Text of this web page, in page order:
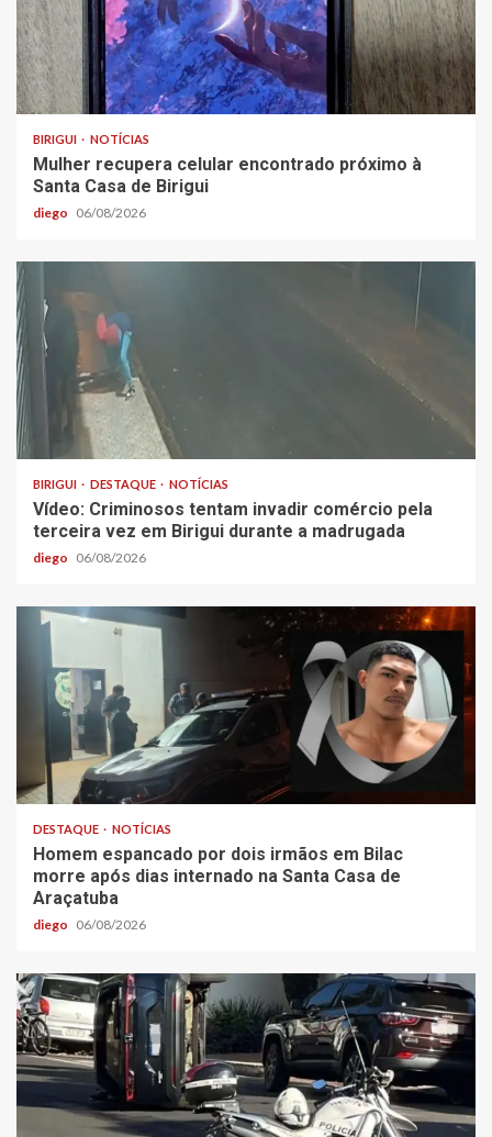
BIRIGUI NOTÍCIAS
Mulher recupera celular encontrado próximo à
Santa Casa de Birigui
diego 06/08/2026
BIRIGUI DESTAQUE NOTÍCIAS
Vídeo: Criminosos tentam invadir comércio pela
terceira vez em Birigui durante a madrugada
diego 06/08/2026
DESTAQUE NOTÍCIAS
Homem espancado por dois irmãos em Bilac
morre após dias internado na Santa Casa de
Araçatuba
diego 06/08/2026